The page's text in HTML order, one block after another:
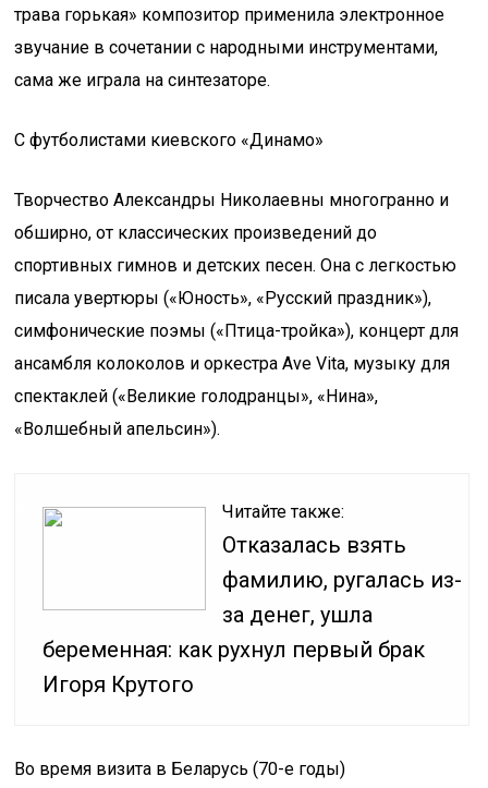
трава горькая» композитор применила электронное
звучание в сочетании с народными инструментами,
сама же играла на синтезаторе.
С футболистами киевского «Динамо»
Творчество Александры Николаевны многогранно и
обширно, от классических произведений до
спортивных гимнов и детских песен. Она с легкостью
писала увертюры («Юность», «Русский праздник»),
симфонические поэмы («Птица-тройка»), концерт для
ансамбля колоколов и оркестра Ave Vita, музыку для
спектаклей («Великие голодранцы», «Нина»,
«Волшебный апельсин»).
Читайте также:
Отказалась взять
фамилию, ругалась из-
за денег, ушла
беременная: как рухнул первый брак
Игоря Крутого
Во время визита в Беларусь (70-е годы)